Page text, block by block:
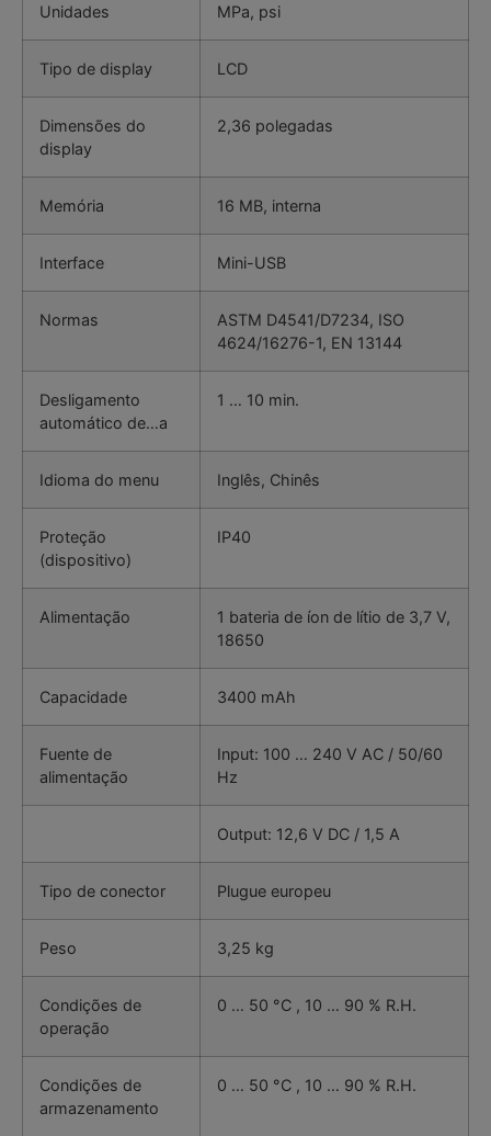
Unidades MPa, psi
Tipo de display LCD
Dimensões do
display
2,36 polegadas
Memória 16 MB, interna
Interface Mini-USB
Normas
ASTM D4541/D7234, ISO
4624/16276-1, EN 13144
Desligamento
automático de…a
1 … 10 min.
Idioma do menu Inglês, Chinês
Proteção
(dispositivo)
IP40
Alimentação
1 bateria de íon de lítio de 3,7 V,
18650
Capacidade 3400 mAh
Fuente de
alimentação
Input: 100 … 240 V AC / 50/60
Hz
Output: 12,6 V DC / 1,5 A
Tipo de conector Plugue europeu
Peso 3,25 kg
Condições de
operação
0 … 50 °C , 10 … 90 % R.H.
Condições de
armazenamento
0 … 50 °C , 10 … 90 % R.H.